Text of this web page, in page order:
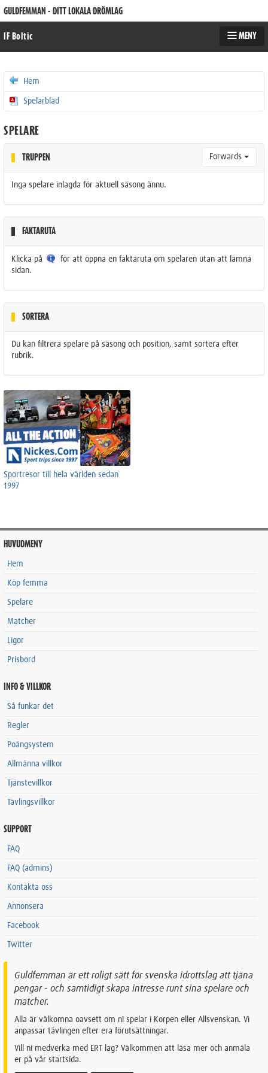
GULDFEMMAN - DITT LOKALA DRÖMLAG
IF Boltic MENY
Hem
Spelarblad
SPELARE
TRUPPEN Forwards
Inga spelare inlagda för aktuell säsong ännu.
FAKTARUTA
Klicka på
för att öppna en faktaruta om spelaren utan att lämna
sidan.
SORTERA
Du kan filtrera spelare på säsong och position, samt sortera efter
rubrik.
Sportresor till hela världen sedan
1997
HUVUDMENY
Hem
Köp femma
Spelare
Matcher
Ligor
Prisbord
INFO & VILLKOR
Så funkar det
Regler
Poängsystem
Allmänna villkor
Tjänstevillkor
Tävlingsvillkor
SUPPORT
FAQ
FAQ (admins)
Kontakta oss
Annonsera
Facebook
Twitter
Guldfemman är ett roligt sätt för svenska idrottslag att tjäna
pengar - och samtidigt skapa intresse runt sina spelare och
matcher.
Alla är välkomna oavsett om ni spelar i Korpen eller Allsvenskan. Vi
anpassar tävlingen efter era förutsättningar.
Vill ni medverka med ERT lag? Välkommen att läsa mer och anmäla
er på vår startsida.